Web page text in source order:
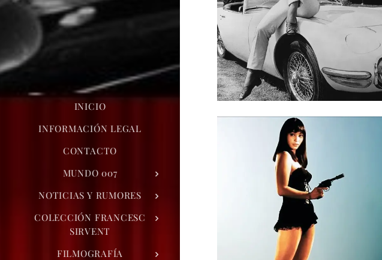
INICIO
INFORMACIÓN LEGAL
CONTACTO
MUNDO 007
NOTICIAS Y RUMORES
COLECCIÓN FRANCESC
SIRVENT
FILMOGRAFÍA